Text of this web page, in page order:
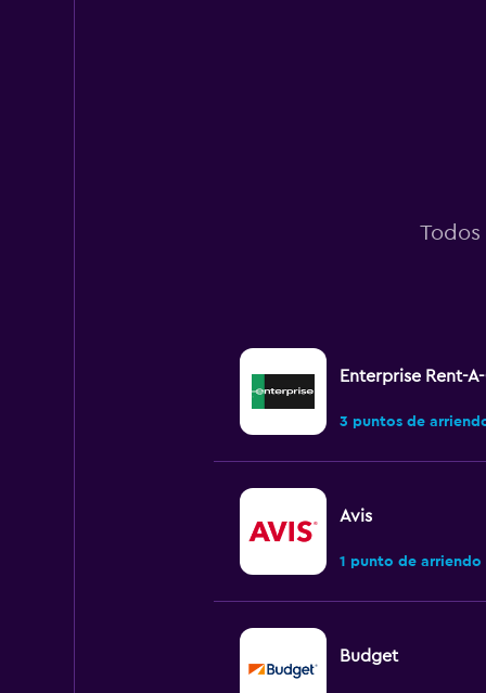
Enterprise Rent-
3 puntos de
Avis
1 punto de arriendo
Budget